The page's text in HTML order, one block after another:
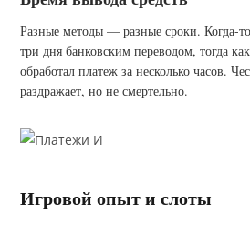
Разные методы — разные сроки. Когда-
три дня банковским переводом, тогда
обработал платеж за несколько часов.
раздражает, но не смертельно.
Игровой опыт и слоты